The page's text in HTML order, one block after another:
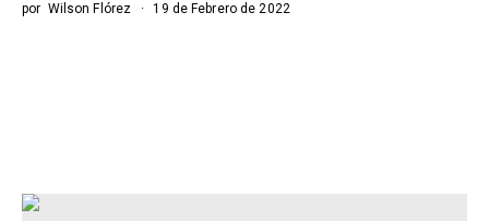
por Wilson Flórez 19 de Febrero de 2022